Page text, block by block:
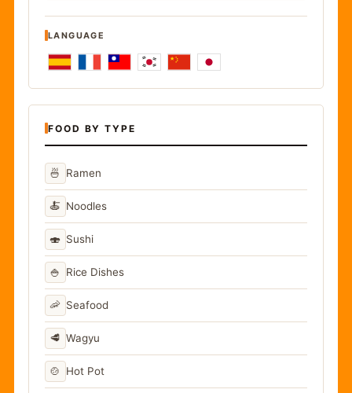
LANGUAGE
FOOD BY TYPE
🍜 Ramen
🍝 Noodles
🍣 Sushi
🍚 Rice Dishes
🦐 Seafood
🥩 Wagyu
🍲 Hot Pot